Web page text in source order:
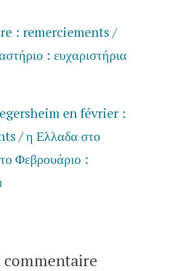
:
: remerciements /
: ευχαριστήρια
en février :
/ η Ελλαδα στο
Φεβρουάριο :
commentaire